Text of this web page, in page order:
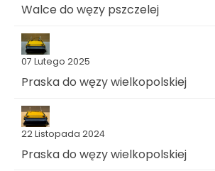
Walce do węzy pszczelej
07 Lutego 2025
Praska do węzy wielkopolskiej
22 Listopada 2024
Praska do węzy wielkopolskiej